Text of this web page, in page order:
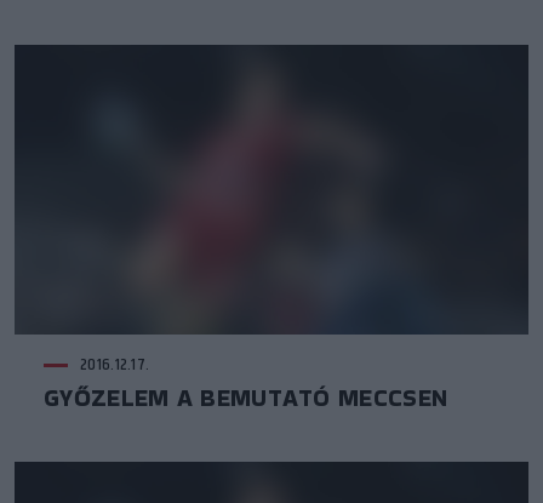
2016.12.17.
GYŐZELEM A BEMUTATÓ MECCSEN